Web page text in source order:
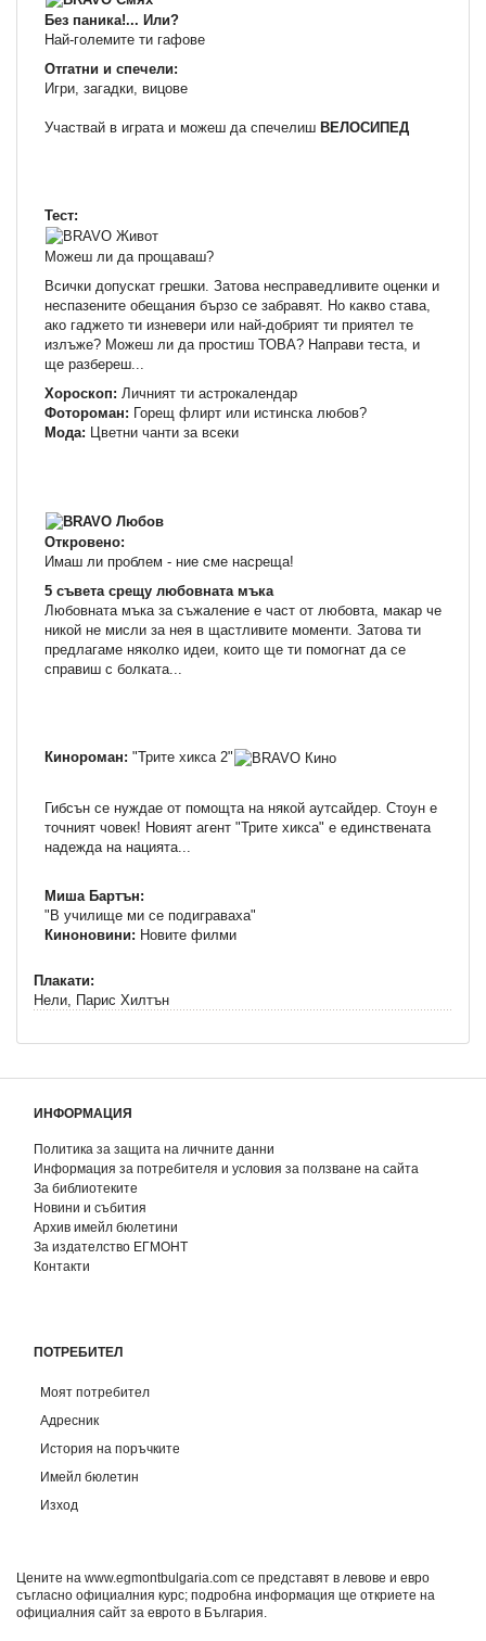
Без паника!... Или?
Най-големите ти гафове
Отгатни и спечели:
Игри, загадки, вицове
Участвай в играта и можеш да спечелиш ВЕЛОСИПЕД
Тест:
Можеш ли да прощаваш?
Всички допускат грешки. Затова несправедливите оценки и
неспазените обещания бързо се забравят. Но какво става,
ако гаджето ти изневери или най-добрият ти приятел те
излъже? Можеш ли да простиш ТОВА? Направи теста, и
ще разбереш...
Хороскоп: Личният ти астрокалендар
Фотороман: Горещ флирт или истинска любов?
Мода: Цветни чанти за всеки
Откровено:
Имаш ли проблем - ние сме насреща!
5 съвета срещу любовната мъка
Любовната мъка за съжаление е част от любовта, макар че
никой не мисли за нея в щастливите моменти. Затова ти
предлагаме няколко идеи, които ще ти помогнат да се
справиш с болката...
Кинороман: "Трите хикса 2"
Гибсън се нуждае от помощта на някой аутсайдер. Стоун е
точният човек! Новият агент "Трите хикса" е единствената
надежда на нацията...
Миша Бартън:
"В училище ми се подиграваха"
Киноновини: Новите филми
Плакати:
Нели, Парис Хилтън
ИНФОРМАЦИЯ
Политика за защита на личните данни
Информация за потребителя и условия за ползване на сайта
За библиотеките
Новини и събития
Архив имейл бюлетини
За издателство ЕГМОНТ
Контакти
ПОТРЕБИТЕЛ
Моят потребител
Адресник
История на поръчките
Имейл бюлетин
Изход
Цените на www.egmontbulgaria.com се представят в левове и евро
съгласно официалния курс; подробна информация ще откриете на
официалния сайт за еврото в България